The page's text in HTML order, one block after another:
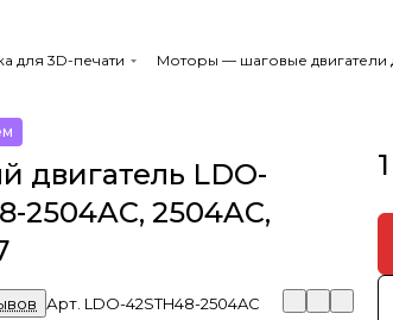
для 3D-печати
Моторы — шаговые двигатели
двигатель LDO-
2504AC, 2504AC,
Арт. LDO-42STH48-2504AC